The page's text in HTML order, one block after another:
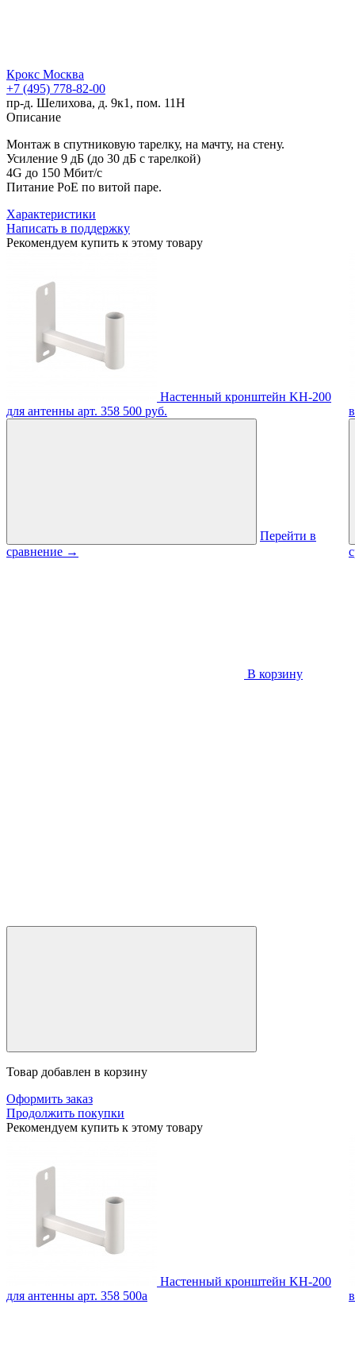
Крокс Москва
+7 (495) 778-82-00
пр-д. Шелихова, д. 9к1, пом. 11Н
Описание
Монтаж в спутниковую тарелку, на мачту, на стену.
Усиление 9 дБ (до 30 дБ с тарелкой)
4G до 150 Мбит/с
Питание PoE по витой паре.
Характеристики
Написать в поддержку
Рекомендуем купить к этому товару
Настенный кронштейн KH-200
для антенны арт. 358 500 руб.
Перейти в
сравнение →
В корзину
Товар добавлен в корзину
Оформить заказ
Продолжить покупки
Рекомендуем купить к этому товару
Настенный кронштейн KH-200
для антенны арт. 358 500a